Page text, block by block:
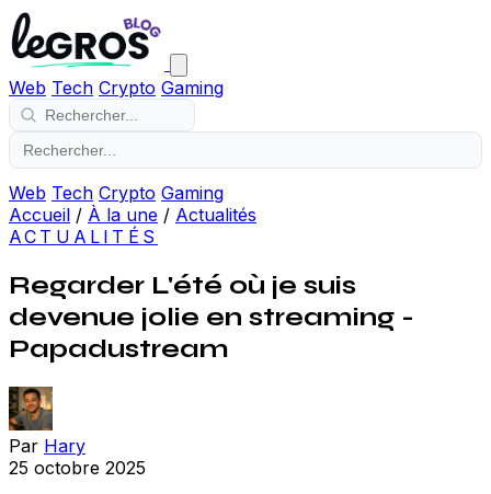
Web Tech Crypto Gaming
Web Tech Crypto Gaming
Accueil / À la une / Actualités
ACTUALITÉS
Regarder L'été où je suis
devenue jolie en streaming -
Papadustream
Par Hary
25 octobre 2025